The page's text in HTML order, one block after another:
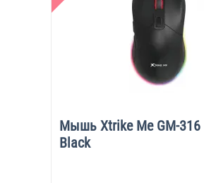
Мышь Xtrike Me GM-316
Black